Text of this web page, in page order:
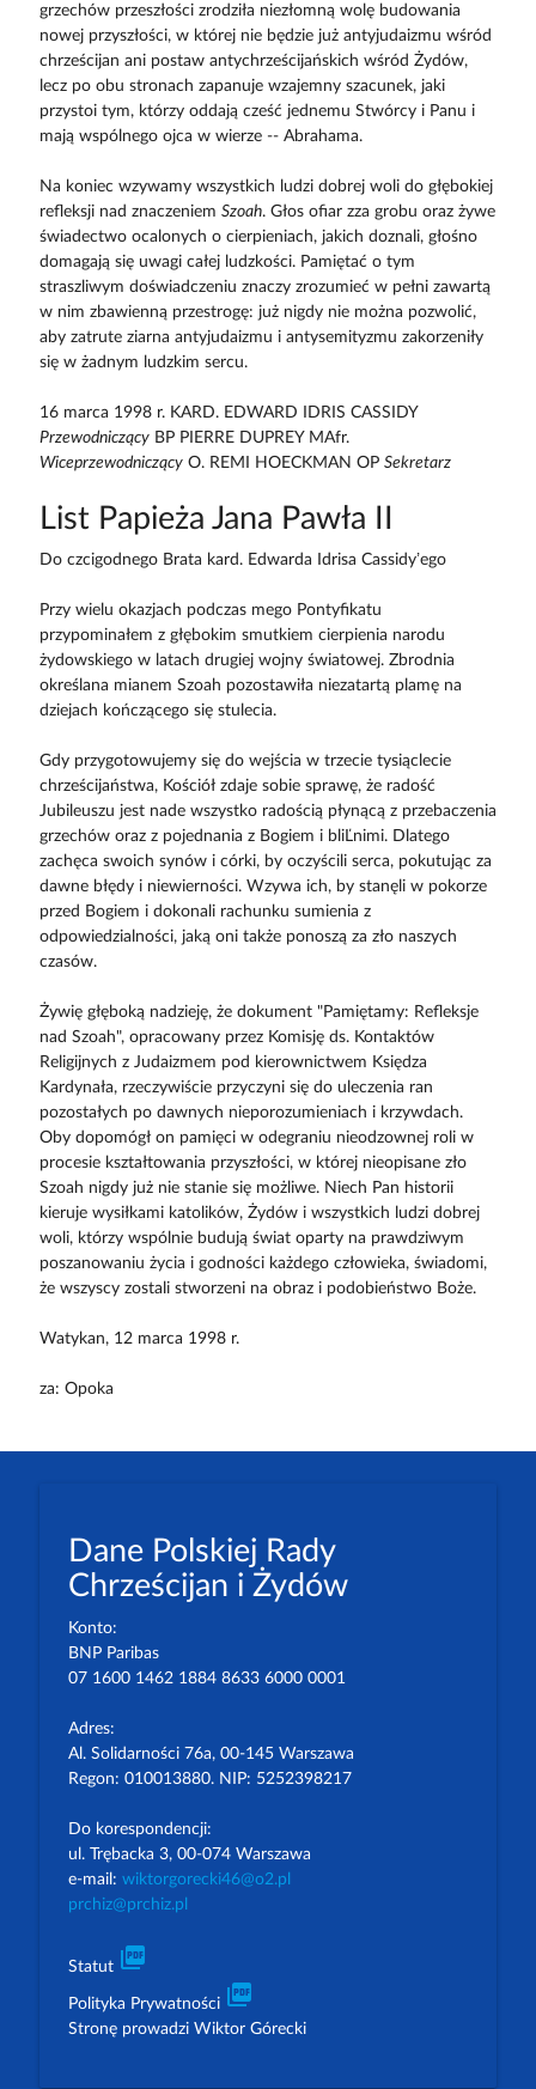
grzechów przeszłości zrodziła niezłomną wolę budowania
nowej przyszłości, w której nie będzie już antyjudaizmu wśród
chrześcijan ani postaw antychrześcijańskich wśród Żydów,
lecz po obu stronach zapanuje wzajemny szacunek, jaki
przystoi tym, którzy oddają cześć jednemu Stwórcy i Panu i
mają wspólnego ojca w wierze -- Abrahama.
Na koniec wzywamy wszystkich ludzi dobrej woli do głębokiej
refleksji nad znaczeniem Szoah. Głos ofiar zza grobu oraz żywe
świadectwo ocalonych o cierpieniach, jakich doznali, głośno
domagają się uwagi całej ludzkości. Pamiętać o tym
straszliwym doświadczeniu znaczy zrozumieć w pełni zawartą
w nim zbawienną przestrogę: już nigdy nie można pozwolić,
aby zatrute ziarna antyjudaizmu i antysemityzmu zakorzeniły
się w żadnym ludzkim sercu.
16 marca 1998 r. KARD. EDWARD IDRIS CASSIDY
PrzewodniczącyBP PIERRE DUPREY MAfr.
WiceprzewodniczącyO. REMI HOECKMAN OP Sekretarz
List Papieża Jana Pawła II
Do czcigodnego Brata kard. Edwarda Idrisa Cassidy’ego
Przy wielu okazjach podczas mego Pontyfikatu
przypominałem z głębokim smutkiem cierpienia narodu
żydowskiego w latach drugiej wojny światowej. Zbrodnia
określana mianem Szoah pozostawiła niezatartą plamę na
dziejach kończącego się stulecia.
Gdy przygotowujemy się do wejścia w trzecie tysiąclecie
chrześcijaństwa, Kościół zdaje sobie sprawę, że radość
Jubileuszu jest nade wszystko radością płynącą z przebaczenia
grzechów oraz z pojednania z Bogiem i bliĽnimi. Dlatego
zachęca swoich synów i córki, by oczyścili serca, pokutując za
dawne błędy i niewierności. Wzywa ich, by stanęli w pokorze
przed Bogiem i dokonali rachunku sumienia z
odpowiedzialności, jaką oni także ponoszą za zło naszych
czasów.
Żywię głęboką nadzieję, że dokument "Pamiętamy: Refleksje
nad Szoah", opracowany przez Komisję ds. Kontaktów
Religijnych z Judaizmem pod kierownictwem Księdza
Kardynała, rzeczywiście przyczyni się do uleczenia ran
pozostałych po dawnych nieporozumieniach i krzywdach.
Oby dopomógł on pamięci w odegraniu nieodzownej roli w
procesie kształtowania przyszłości, w której nieopisane zło
Szoah nigdy już nie stanie się możliwe. Niech Pan historii
kieruje wysiłkami katolików, Żydów i wszystkich ludzi dobrej
woli, którzy wspólnie budują świat oparty na prawdziwym
poszanowaniu życia i godności każdego człowieka, świadomi,
że wszyscy zostali stworzeni na obraz i podobieństwo Boże.
Watykan, 12 marca 1998 r.
za: Opoka
Dane Polskiej Rady
Chrześcijan i Żydów
Konto:
BNP Paribas
07 1600 1462 1884 8633 6000 0001
Adres:
Al. Solidarności 76a, 00-145 Warszawa
Regon: 010013880. NIP: 5252398217
Do korespondencji:
ul. Trębacka 3, 00-074 Warszawa
e-mail: wiktorgorecki46@o2.pl
prchiz@prchiz.pl
Statut picture_as_pdf
Polityka Prywatności picture_as_pdf
Stronę prowadzi Wiktor Górecki